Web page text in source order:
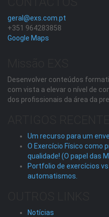
geral@exs.com.pt
+351 964283858
Google Maps
Desenvolver conteúdos
com vista a elevar o nível de
dos profissionais da área da
Um recurso para um
O Exercício Físico como
qualidade! (O papel das
Portfolio de exercícios
automatismos.
Notícias